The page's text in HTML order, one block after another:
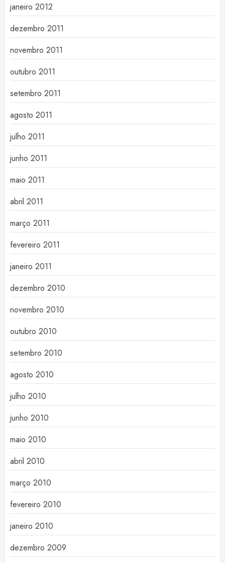
janeiro 2012
dezembro 2011
novembro 2011
outubro 2011
setembro 2011
agosto 2011
julho 2011
junho 2011
maio 2011
abril 2011
março 2011
fevereiro 2011
janeiro 2011
dezembro 2010
novembro 2010
outubro 2010
setembro 2010
agosto 2010
julho 2010
junho 2010
maio 2010
abril 2010
março 2010
fevereiro 2010
janeiro 2010
dezembro 2009